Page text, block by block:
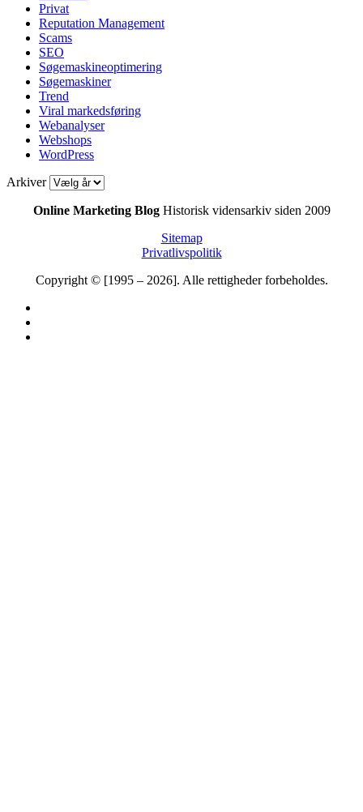
Privat
Reputation Management
Scams
SEO
Søgemaskineoptimering
Søgemaskiner
Trend
Viral markedsføring
Webanalyser
Webshops
WordPress
Arkiver
Online Marketing BlogHistorisk vidensarkiv siden 2009
Sitemap
Privatlivspolitik
Copyright © [1995 – 2026]. Alle rettigheder forbeholdes.